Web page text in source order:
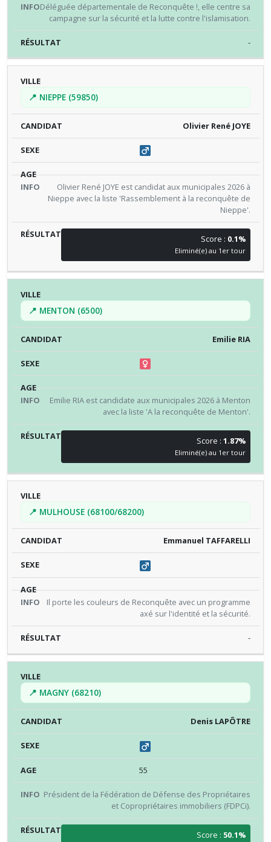
Déléguée départementale de Reconquête !, elle centre sa
campagne sur la sécurité et la lutte contre l'islamisation.
-
📍 NIEPPE (59850)
Olivier René JOYE
Olivier René JOYE est candidat aux municipales 2026 à
Nieppe avec la liste 'Rassemblement à la reconquête de
Nieppe'.
Score : 0.1%
Eliminé(e) au 1er tour
📍 MENTON (6500)
Emilie RIA
Emilie RIA est candidate aux municipales 2026 à Menton
avec la liste 'A la reconquête de Menton'.
Score :1.87%
Eliminé(e) au 1er tour
📍 MULHOUSE (68100/68200)
Emmanuel TAFFARELLI
Il porte les couleurs de Reconquête avec un programme
axé sur l'identité et la sécurité.
-
📍 MAGNY (68210)
Denis LAPÔTRE
55
Président de la Fédération de Défense des Propriétaires
et Copropriétaires immobiliers (FDPCi).
Score : 50.1%